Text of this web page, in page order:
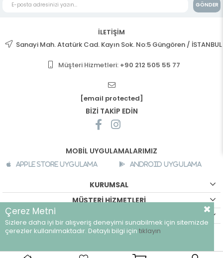
GÖNDER
İLETİŞİM
Sanayi Mah. Atatürk Cad. Kayın Sok. No:5 Güngören / İSTANBUL
Müşteri Hizmetleri: +90 212 505 55 77
[email protected]
BİZİ TAKİP EDİN
MOBİL UYGULAMALARIMIZ
Apple Store Uygulama Android Uygulama
KURUMSAL
MÜŞTERİ HİZMETLERİ
©breeze.com.tr - Tüm hakları saklıdır.
Çerez Metni
Sizlere daha iyi bir alışveriş deneyimi sunabilmek için sitemizde
çerezler kullanılmaktadır. Detaylı bilgi için tıklayın